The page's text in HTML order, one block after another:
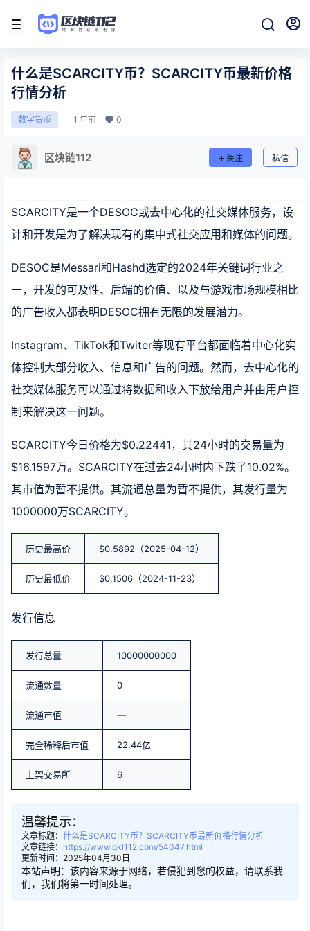
什么是SCARCITY币？SCARCITY币最新价格
行情分析
数字货币 1 年前 0
区块链112 关注 私信
SCARCITY是一个DESOC或去中心化的社交媒体服务，设
计和开发是为了解决现有的集中式社交应用和媒体的问题。
DESOC是Messari和Hashd选定的2024年关键词行业之
一，开发的可及性、后端的价值、以及与游戏市场规模相比
的广告收入都表明DESOC拥有无限的发展潜力。
Instagram、TikTok和Twiter等现有平台都面临着中心化实
体控制大部分收入、信息和广告的问题。然而，去中心化的
社交媒体服务可以通过将数据和收入下放给用户并由用户控
制来解决这一问题。
SCARCITY今日价格为$0.22441，其24小时的交易量为
$16.1597万。SCARCITY在过去24小时内下跌了10.02%。
其市值为暂不提供。其流通总量为暂不提供，其发行量为
1000000万SCARCITY。
历史最高价 $0.5892（2025-04-12）
历史最低价 $0.1506（2024-11-23）
发行信息
发行总量 10000000000
流通数量 0
流通市值 —
完全稀释后市值 22.44亿
上架交易所 6
温馨提示：
文章标题： 什么是SCARCITY币？SCARCITY币最新价格行情分析
文章链接： https://www.qkl112.com/54047.html
更新时间：2025年04月30日
本站声明：该内容来源于网络，若侵犯到您的权益，请联系我
们，我们将第一时间处理。